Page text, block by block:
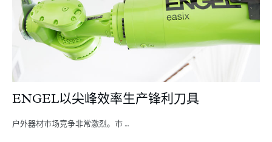
ENGEL以尖峰效率生产锋利刀具
户外器材市场竞争非常激烈。市 …